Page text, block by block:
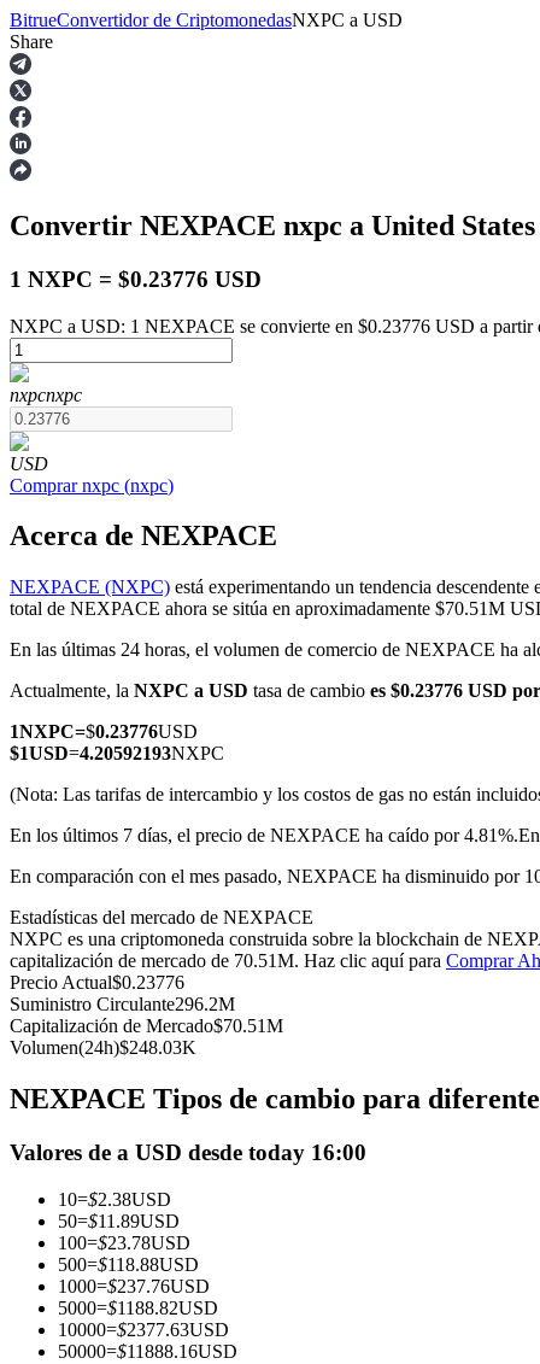
Futuros
Futuros del USDT
Futuros que utilizan USDT como garantía
Futuros COIN-M
Futuros de criptomonedas
Futuros que utilizan USDC como garantía
Copiar Trading
BitrueConvertidor de CriptomonedasNXPC a USD
Share
Convertir NEXPACE nxpc a United
1 NXPC = $0.23776 USD
NXPC a USD: 1 NEXPACE se convierte en $0.23776 USD a partir
nxpcnxpc
USD
Comprar nxpc (nxpc)
Acerca de NEXPACE
NEXPACE (NXPC) está experimentando un tendencia descendente
total de NEXPACE ahora se sitúa en aproximadamente $70.51M
En las últimas 24 horas, el volumen de comercio de NEXPACE ha
Actualmente, la NXPC a USD tasa de cambio es $0.23776 USD
1NXPC=$0.23776USD
$1USD=4.20592193NXPC
(Nota: Las tarifas de intercambio y los costos de gas no están
En los últimos 7 días, el precio de NEXPACE ha caído por 4.81%.
En comparación con el mes pasado, NEXPACE ha disminuido por
Estadísticas del mercado de NEXPACE
NXPC es una criptomoneda construida sobre la blockchain de
capitalización de mercado de 70.51M. Haz clic aquí para Comprar
Precio Actual$0.23776
Suministro Circulante296.2M
Capitalización de Mercado$70.51M
Volumen(24h)$248.03K
NEXPACE Tipos de cambio para
Valores de a USD desde today 16:00
10=$2.38USD
50=$11.89USD
100=$23.78USD
500=$118.88USD
1000=$237.76USD
5000=$1188.82USD
10000=$2377.63USD
50000=$11888.16USD